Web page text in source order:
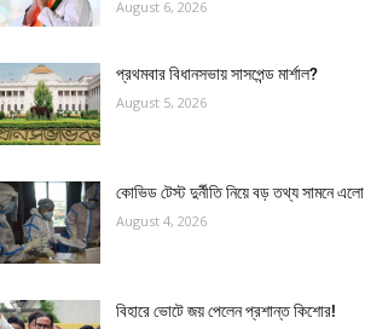
August 6, 2026
প্রথমবার বিধানসভায় সাসপেন্ড মার্শাল?
August 5, 2026
কোভিড টেস্ট দুর্নীতি নিয়ে বড় তথ্য সামনে এলো
August 4, 2026
বিহারে ভোটে জয় পেলেন প্রশান্ত কিশোর!